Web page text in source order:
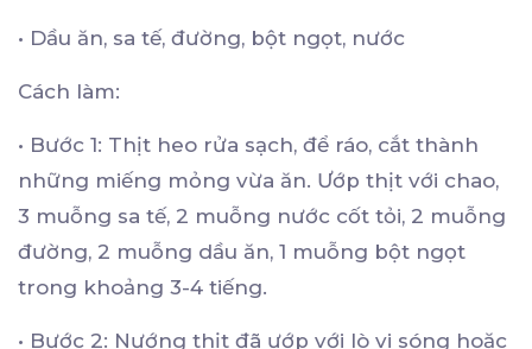
• Dầu ăn, sa tế, đường, bột ngọt, nước
Cách làm:
• Bước 1: Thịt heo rửa sạch, để ráo, cắt thành
những miếng mỏng vừa ăn. Ướp thịt với chao,
3 muỗng sa tế, 2 muỗng nước cốt tỏi, 2 muỗng
đường, 2 muỗng dầu ăn, 1 muỗng bột ngọt
trong khoảng 3-4 tiếng.
• Bước 2: Nướng thịt đã ướp với lò vi sóng hoặc